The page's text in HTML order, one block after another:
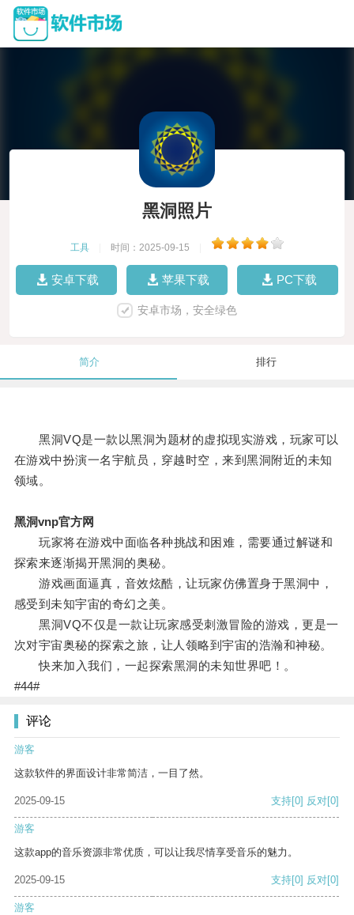
黑洞照片
工具 时间：2025-09-15
安卓下载 苹果下载 PC下载
安卓市场，安全绿色
简介 排行
黑洞VQ是一款以黑洞为题材的虚拟现实游戏，玩家可以
在游戏中扮演一名宇航员，穿越时空，来到黑洞附近的未知
领域。
黑洞vnp官方网
玩家将在游戏中面临各种挑战和困难，需要通过解谜和
探索来逐渐揭开黑洞的奥秘。
游戏画面逼真，音效炫酷，让玩家仿佛置身于黑洞中，
感受到未知宇宙的奇幻之美。
黑洞VQ不仅是一款让玩家感受刺激冒险的游戏，更是一
次对宇宙奥秘的探索之旅，让人领略到宇宙的浩瀚和神秘。
快来加入我们，一起探索黑洞的未知世界吧！。
#44#
评论
游客
这款软件的界面设计非常简洁，一目了然。
2025-09-15 支持[0] 反对[0]
游客
这款app的音乐资源非常优质，可以让我尽情享受音乐的魅力。
2025-09-15 支持[0] 反对[0]
游客